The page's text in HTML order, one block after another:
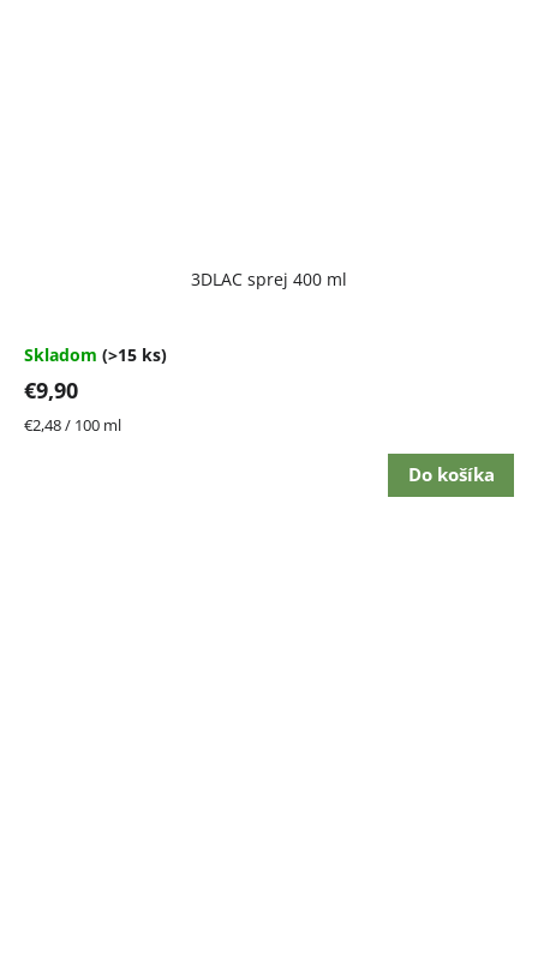
3DLAC sprej 400 ml
4,7
5
hviezdičiek.
Skladom (>15 ks)
€9,90
Jednotková
€2,48 / 100 ml
Do košíka